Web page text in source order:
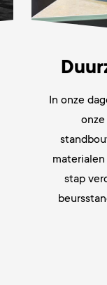
In onze
stap